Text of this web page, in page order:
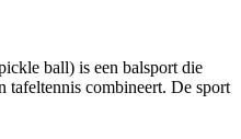
ball) is een balsport die
tafeltennis combineert. De sport